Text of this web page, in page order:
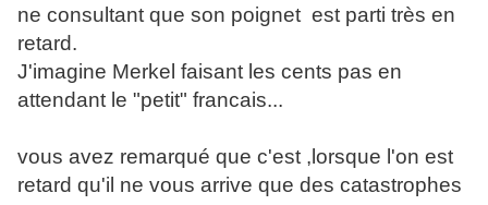
ne consultant que son poignet est parti très en
retard.
J'imagine Merkel faisant les cents pas en
attendant le "petit" francais...
vous avez remarqué que c'est ,lorsque l'on est
retard qu'il ne vous arrive que des catastrophes